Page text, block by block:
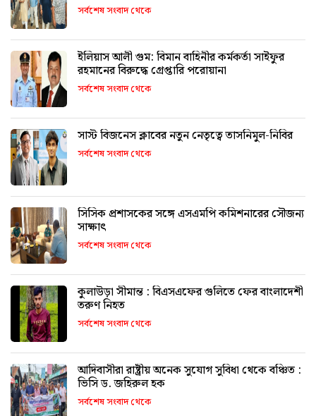
সর্বশেষ সংবাদ থেকে
ইলিয়াস আলী গুম: বিমান বাহিনীর কর্মকর্তা সাইফুর
রহমানের বিরুদ্ধে গ্রেপ্তারি পরোয়ানা
সর্বশেষ সংবাদ থেকে
সাস্ট বিজনেস ক্লাবের নতুন নেতৃত্বে তাসনিমুল-নিবির
সর্বশেষ সংবাদ থেকে
সিসিক প্রশাসকের সঙ্গে এসএমপি কমিশনারের সৌজন্য
সাক্ষাৎ
সর্বশেষ সংবাদ থেকে
কুলাউড়া সীমান্ত : বিএসএফের গুলিতে ফের বাংলাদেশী
তরুণ নিহত
সর্বশেষ সংবাদ থেকে
আদিবাসীরা রাষ্ট্রীয় অনেক সুযোগ সুবিধা থেকে বঞ্চিত :
ভিসি ড. জহিরুল হক
সর্বশেষ সংবাদ থেকে